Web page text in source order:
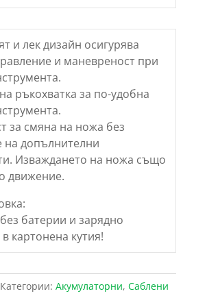
и лек дизайн осигурява
и маневреност при
ръкохватка за по-удобна
за смяна на ножа без
на допълнителни
Изваждането на ножа също
движение.
батерии и зарядно
картонена кутия!
Категории: Акумулаторни, Саблени